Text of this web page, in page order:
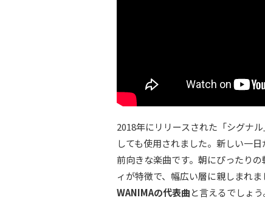
2018年にリリースされた「シグナ
しても使用されました。新しい一
前向きな楽曲です。朝にぴったり
ィが特徴で、幅広い層に親しまれ
WANIMAの代表曲と言えるでしょう